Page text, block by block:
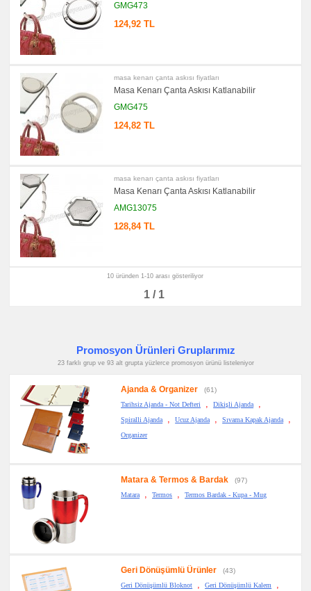
GMG473
124,92 TL
masa kenarı çanta askısı fiyatları
Masa Kenarı Çanta Askısı Katlanabilir
GMG475
124,82 TL
masa kenarı çanta askısı fiyatları
Masa Kenarı Çanta Askısı Katlanabilir
AMG13075
128,84 TL
10 üründen 1-10 arası gösteriliyor
1 / 1
Promosyon Ürünleri Gruplarımız
23 farklı grup ve 93 alt grupta yüzlerce promosyon ürünü listeleniyor
Ajanda & Organizer
(61)
Tarihsiz Ajanda - Not Defteri
, Dikişli Ajanda ,
Spiralli Ajanda , Ucuz Ajanda , Sıvama Kapak Ajanda ,
Organizer
Matara & Termos & Bardak
(97)
Matara
, Termos , Termos Bardak - Kupa - Mug
Geri Dönüşümlü Ürünler
(43)
Geri Dönüşümlü Bloknot
, Geri Dönüşümlü Kalem ,
promosyon
Kalem
Seti
promosyon
Kalemlik
promosyon
Kartvizitlik
promosyon
Radyo
promosyon
Takvim
&
Bloknot
Bardak
Altlığı
&
Para
Tabağı
promosyon
Evrak
Çantası
&
Yapışkan
Not
Tutucu
promosyon
Bilgisayar
Aksesuarları